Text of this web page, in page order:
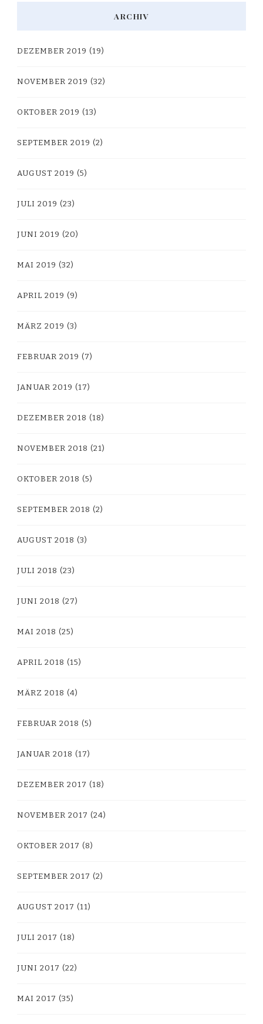
ARCHIV
DEZEMBER 2019 (19)
NOVEMBER 2019 (32)
OKTOBER 2019 (13)
SEPTEMBER 2019 (2)
AUGUST 2019 (5)
JULI 2019 (23)
JUNI 2019 (20)
MAI 2019 (32)
APRIL 2019 (9)
MÄRZ 2019 (3)
FEBRUAR 2019 (7)
JANUAR 2019 (17)
DEZEMBER 2018 (18)
NOVEMBER 2018 (21)
OKTOBER 2018 (5)
SEPTEMBER 2018 (2)
AUGUST 2018 (3)
JULI 2018 (23)
JUNI 2018 (27)
MAI 2018 (25)
APRIL 2018 (15)
MÄRZ 2018 (4)
FEBRUAR 2018 (5)
JANUAR 2018 (17)
DEZEMBER 2017 (18)
NOVEMBER 2017 (24)
OKTOBER 2017 (8)
SEPTEMBER 2017 (2)
AUGUST 2017 (11)
JULI 2017 (18)
JUNI 2017 (22)
MAI 2017 (35)